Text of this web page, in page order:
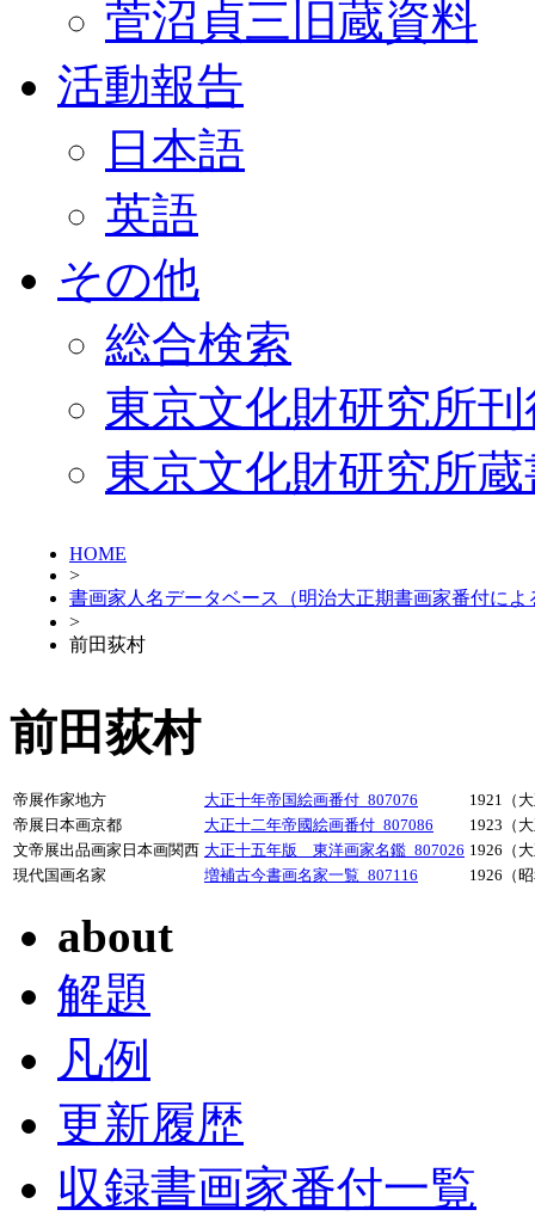
菅沼貞三旧蔵資料
活動報告
日本語
英語
その他
総合検索
東京文化財研究所
東京文化財研究所
HOME
>
書画家人名データベース（明治大正期書画家番付によ
>
前田荻村
前田荻村
帝展作家地方 大正十年帝国絵画番付_807076
1921（
帝展日本画京都
大正十二年帝國絵画番付_807086
1923（
文帝展出品画家日本画関西 大正十五年版 東洋画家名鑑_807026 1926（
現代国画名家
増補古今書画名家一覧_807116 1926（
about
解題
凡例
更新履歴
収録書画家番付一覧